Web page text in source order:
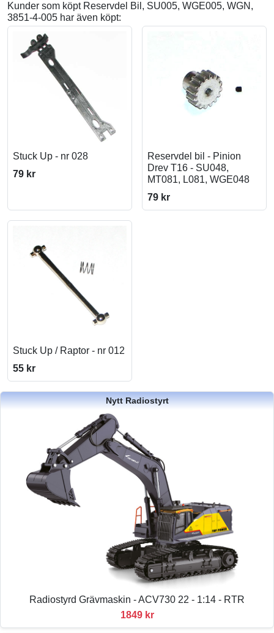
Kunder som köpt Reservdel Bil, SU005, WGE005, WGN,
3851-4-005 har även köpt:
Stuck Up - nr 028
79 kr
Reservdel bil - Pinion
Drev T16 - SU048,
MT081, L081, WGE048
79 kr
Stuck Up / Raptor - nr 012
55 kr
Nytt Radiostyrt
Radiostyrd Grävmaskin - ACV730 22 - 1:14 - RTR
1849 kr